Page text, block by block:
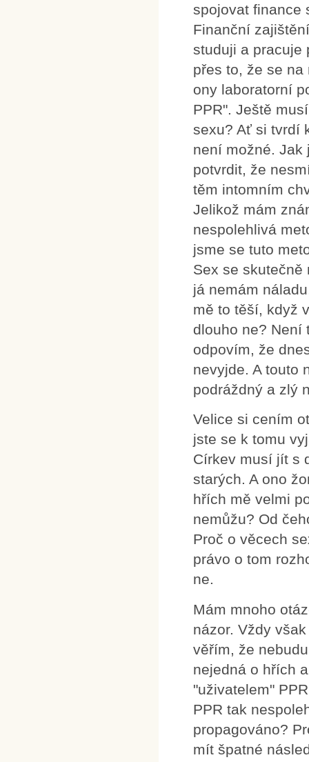
spojovat finance
Finanční
studuji a pracuje
přes to, že se
ony laboratorní
PPR". Ještě
sexu? Ať si tvrdí
není možné. Jak
potvrdit, že
těm intomním
Jelikož mám
nespolehlivá
jsme se tuto
Sex se skutečně
já nemám
mě to těší, když
dlouho ne? Není
odpovím, že
nevyjde. A touto
podráždný a zlý
Velice si cením
jste se k tomu
Církev musí jít s
starých. A ono
hřích mě velmi
nemůžu? Od
Proč o věcech
právo o tom
ne.
Mám mnoho
názor. Vždy
věřím, že
nejedná o hřích
"uživatelem"
PPR tak
propagováno?
mít špatné